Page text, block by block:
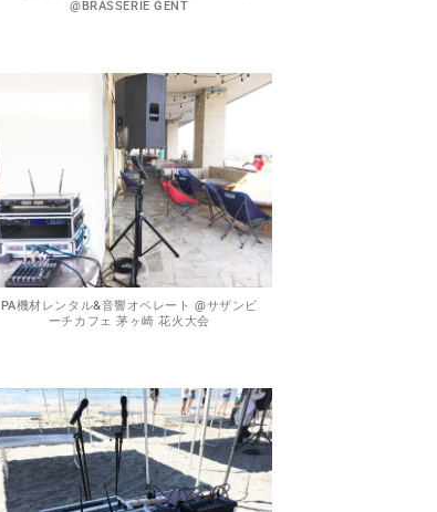
@BRASSERIE GENT
PA機材レンタル&音響オペレート @サザンビ
ーチカフェ 茅ヶ崎 花火大会